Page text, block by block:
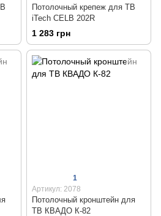
Потолочный крепеж для ТВ
iTech CELB 202R
1 283 грн
1
Артикул: 2078
Потолочный кронштейн для
ТВ КВАДО К-82